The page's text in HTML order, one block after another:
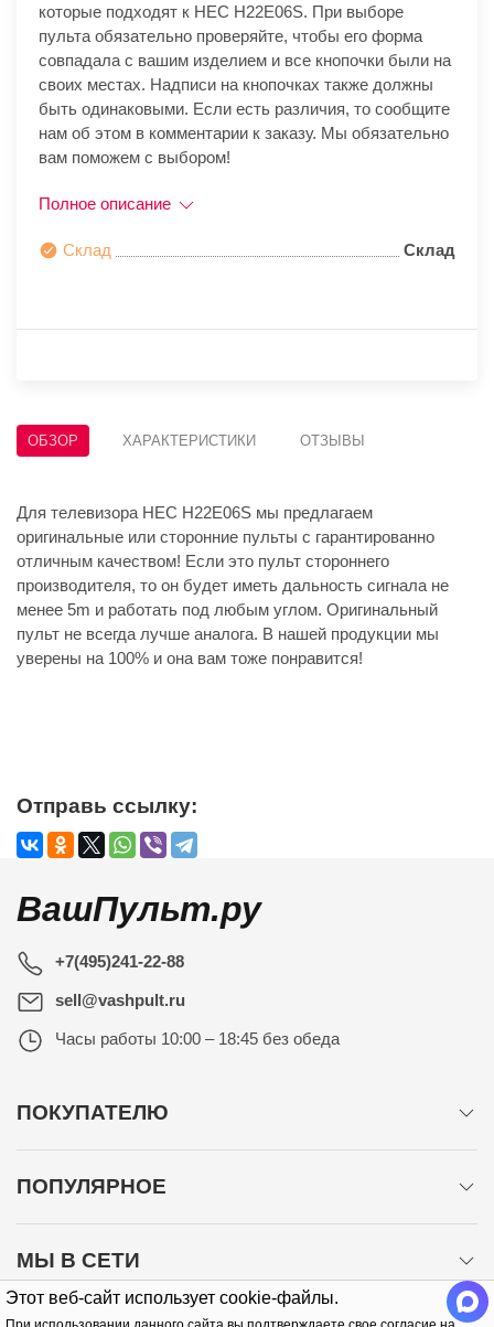
Этот веб-сайт использует cookie-файлы.
которые подходят к HEC H22E06S. При выборе
пульта обязательно проверяйте, чтобы его форма
совпадала с вашим изделием и все кнопочки были на
своих местах. Надписи на кнопочках также должны
быть одинаковыми. Если есть различия, то сообщите
нам об этом в комментарии к заказу. Мы обязательно
вам поможем с выбором!
Полное описание
Склад Склад
ОБЗОР ХАРАКТЕРИСТИКИ ОТЗЫВЫ
Для телевизора HEC H22E06S мы предлагаем
оригинальные или сторонние пульты с гарантированно
отличным качеством! Если это пульт стороннего
производителя, то он будет иметь дальность сигнала не
менее 5m и работать под любым углом. Оригинальный
пульт не всегда лучше аналога. В нашей продукции мы
уверены на 100% и она вам тоже понравится!
Отправь ссылку:
ВашПульт.ру
+7(495)241-22-88
sell@vashpult.ru
Часы работы 10:00 – 18:45 без обеда
ПОКУПАТЕЛЮ
ПОПУЛЯРНОЕ
МЫ В СЕТИ